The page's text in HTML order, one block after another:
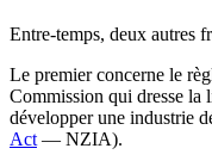
Entre-temps, deux autres
Le premier concerne le
Commission qui dresse la
développer une industrie
Act — NZIA).